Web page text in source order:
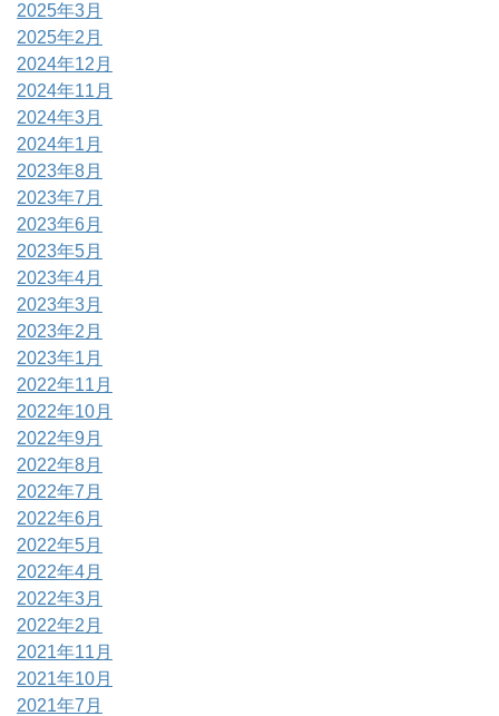
2025年3月
2025年2月
2024年12月
2024年11月
2024年3月
2024年1月
2023年8月
2023年7月
2023年6月
2023年5月
2023年4月
2023年3月
2023年2月
2023年1月
2022年11月
2022年10月
2022年9月
2022年8月
2022年7月
2022年6月
2022年5月
2022年4月
2022年3月
2022年2月
2021年11月
2021年10月
2021年7月